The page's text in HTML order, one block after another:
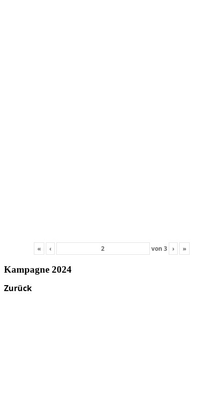
« ‹ von 3 › »
Kampagne 2024
Zurück